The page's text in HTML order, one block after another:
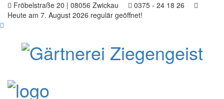
Fröbelstraße 20 | 08056 Zwickau
0375 - 24 18 26
Heute am 7. August 2026 regulär geöffnet!